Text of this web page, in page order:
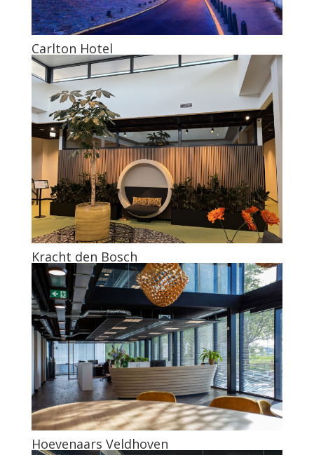
Carlton Hotel
Kracht den Bosch
Hoevenaars Veldhoven